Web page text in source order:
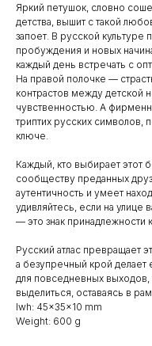
Яркий петушок, словно
детства, вышит с такой
запоет. В русской культуре
пробуждения и новых
каждый день встречать с
На правой полочке —
контрастов между детской
чувственностью. А
триптих русских
ключе.
Каждый, кто выбирает этот
сообществу преданных
аутентичность и умеет
удивляйтесь, если на улице
— это знак принадлежности
Русский атлас превращает
а безупречный крой
для повседневных выходов,
выделиться, оставаясь в
lwh: 45x35x10 mm
Weight: 600 g